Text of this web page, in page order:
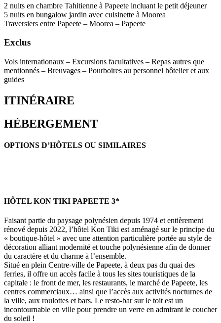
2 nuits en chambre Tahitienne à Papeete incluant le petit déjeuner
5 nuits en bungalow jardin avec cuisinette à Moorea
Traversiers entre Papeete – Moorea – Papeete
Exclus
Vols internationaux – Excursions facultatives – Repas autres que
mentionnés – Breuvages – Pourboires au personnel hôtelier et aux
guides
ITINÉRAIRE
HÉBERGEMENT
OPTIONS D’HÔTELS OU SIMILAIRES
HÔTEL KON TIKI PAPEETE 3*
Faisant partie du paysage polynésien depuis 1974 et entièrement
rénové depuis 2022, l’hôtel Kon Tiki est aménagé sur le principe du
« boutique-hôtel » avec une attention particulière portée au style de
décoration alliant modernité et touche polynésienne afin de donner
du caractère et du charme à l’ensemble.
Situé en plein Centre-ville de Papeete, à deux pas du quai des
ferries, il offre un accès facile à tous les sites touristiques de la
capitale : le front de mer, les restaurants, le marché de Papeete, les
centres commerciaux… ainsi que l’accès aux activités nocturnes de
la ville, aux roulottes et bars. Le resto-bar sur le toit est un
incontournable en ville pour prendre un verre en admirant le coucher
du soleil !